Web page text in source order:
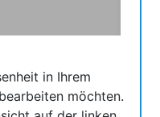
in Ihrem
möchten.